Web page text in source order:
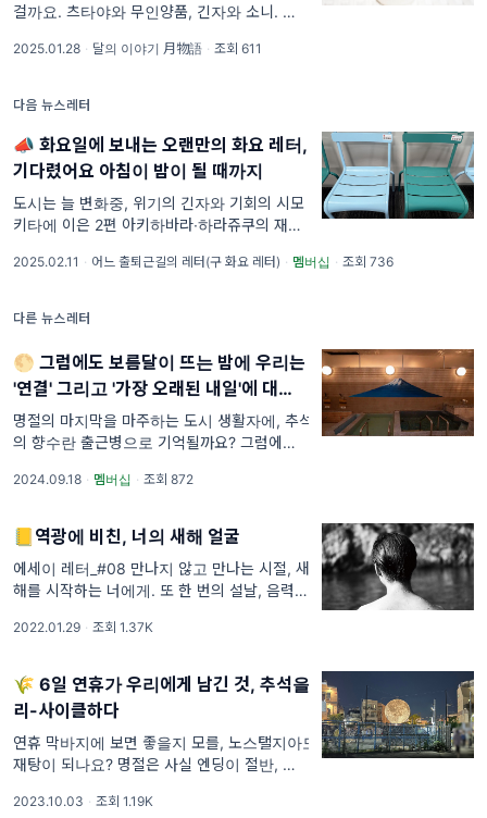
걸까요. 츠타야와 무인양품, 긴자와 소니. 어쩌
구정이라고 하는데, 아니 사실상 연휴는 시작해
정이라 하면 동양에서만 갖게되는 두 번째 설
2025.01.28 · 달의 이야기 月物語 · 조회 611
다음 뉴스레터
📣 화요일에 보내는 오랜만의 화요 레터,
기다렸어요 아침이 밤이 될 때까지
도시는 늘 변화중, 위기의 긴자와 기회의 시모
키타에 이은 2편 아키하바라∙하라쥬쿠의 재개
님, 요즘같이 바람 불고 눈 내리고 가는 길 구석
찌하면 좋을까요. 개인적으로는 이런 이야기도
2025.02.11 · 어느 출퇴근길의 레터(구 화요 레터) · 멤버십 · 조회 736
다른 뉴스레터
🌕 그럼에도 보름달이 뜨는 밤에 우리는
'연결' 그리고 '가장 오래된 내일'에 대하
여
명절의 마지막을 마주하는 도시 생활자에, 추석
의 향수란 출근병으로 기억될까요? 그럼에도
니라도 왜인지 모두가 집으로 돌아가는 계절,
이나 추서과 같이 일정 이상의 휴일이 확보될
때라면 그동안 ...
2024.09.18 · 멤버십 · 조회 872
📒역광에 비친, 너의 새해 얼굴
에세이 레터_#08 만나지 않고 만나는 시절, 새
해를 시작하는 너에게. 또 한 번의 설날, 음력
인데요. 새삼 1년의 시작이란 언제일까요.📅
해 첫 날은 입춘의
2022.01.29 · 조회 1.37K
🌾 6일 연휴가 우리에게 남긴 것, 추석을
리-사이클하다
연휴 막바지에 보면 좋을지 모를, 노스탤지아도
재탕이 되나요? 명절은 사실 엔딩이 절반, 너의
둥근 원을 완성하라고 전후 +1일씩의 휴일이
2023.10.03 · 조회 1.19K